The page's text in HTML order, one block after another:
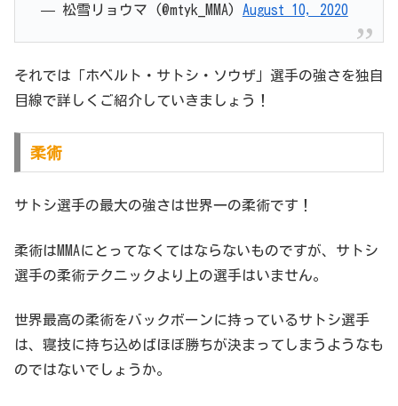
— 松雪リョウマ (@mtyk_MMA) August 10, 2020
それでは「ホベルト・サトシ・ソウザ」選手の強さを独自
目線で詳しくご紹介していきましょう！
柔術
サトシ選手の最大の強さは世界一の柔術です！
柔術はMMAにとってなくてはならないものですが、サトシ
選手の柔術テクニックより上の選手はいません。
世界最高の柔術をバックボーンに持っているサトシ選手
は、寝技に持ち込めばほぼ勝ちが決まってしまうようなも
のではないでしょうか。